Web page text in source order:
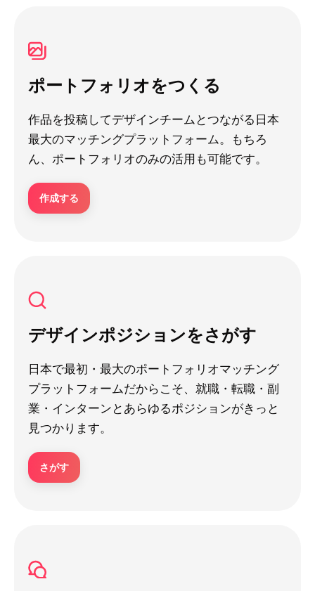
ポートフォリオをつくる
作品を投稿してデザインチームとつながる日本
最大のマッチングプラットフォーム。もちろ
ん、ポートフォリオのみの活用も可能です。
作成する
デザインポジションをさがす
日本で最初・最大のポートフォリオマッチング
プラットフォームだからこそ、就職・転職・副
業・インターンとあらゆるポジションがきっと
見つかります。
さがす